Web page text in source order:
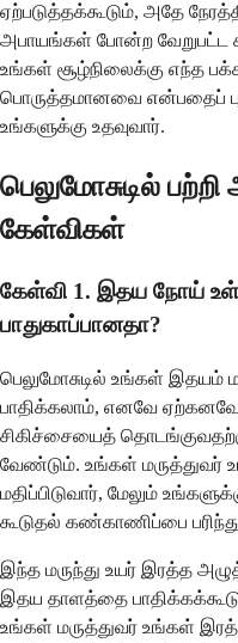
ஏற்படுத்தக்கூடும், அதே
அபாயங்கள் போன்ற வேறுபட்ட
உங்கள் சூழ்நிலைக்கு எந்த
பொருத்தமானவை என்பதைப்
உங்களுக்கு உதவுவார்.
பெலுமோசுடில் பற்றி
கேள்விகள்
கேள்வி 1. இதய நோய்
பாதுகாப்பானதா?
பெலுமோசுடில் உங்கள்
பாதிக்கலாம், எனவே
சிகிச்சையைத்
வேண்டும். உங்கள்
மதிப்பிடுவார், மேலும்
கூடுதல் கண்காணிப்பை
இந்த மருந்து உயர் இரத்த
இதய தாளத்தை
உங்கள் மருத்துவர் உங்கள்